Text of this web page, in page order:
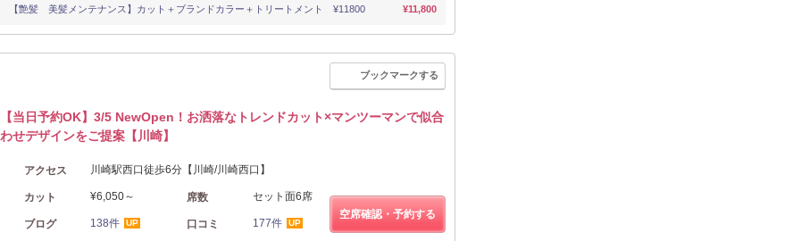
【艶髪 美髪メンテナンス】カット＋ブランドカラー＋トリートメント ¥11800 ¥11,800
ブックマークする
【当日予約OK】3/5 NewOpen！お洒落なトレンドカット×マンツーマンで似合
わせデザインをご提案【川崎】
アクセス 川崎駅西口徒歩6分【川崎/川崎西口】
カット ¥6,050～ 席数 セット面6席
ブログ 138件 UP 口コミ 177件 UP
空席確認・予約する